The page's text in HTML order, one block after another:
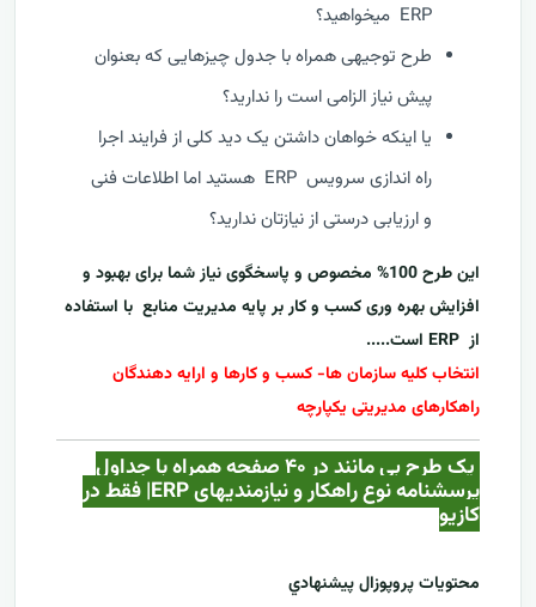
ERP میخواهید؟
طرح توجیهی همراه با جدول چیزهایی که بعنوان
پیش نیاز الزامی است را ندارید؟
یا اینکه خواهان داشتن یک دید کلی از فرایند اجرا
راه اندازی سرویس ERP هستید اما اطلاعات فنی
و ارزیابی درستی از نیازتان ندارید؟
این طرح 100% مخصوص و پاسخگوی نیاز شما برای بهبود و
افزایش بهره وری کسب و کار بر پایه مدیریت منابع با استفاده
از
است.....
انتخاب کلیه سازمان ها- کسب و کارها و ارایه دهندگان
راهکارهای مدیریتی یکپارچه
یک طرح بی مانند در ۴۰ صفحه همراه با جداول
پرسشنامه نوع راهکار و نیازمندیهای ERP| فقط در
کازيو
محتويات پروپوزال پيشنهادي